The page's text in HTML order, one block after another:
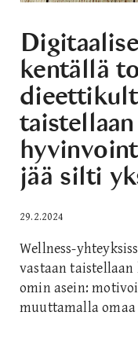
kentällä
jää silti
29.2.2024
Wellness-
vastaan
omin asein:
muuttamalla